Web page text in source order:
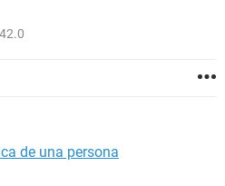
de una persona